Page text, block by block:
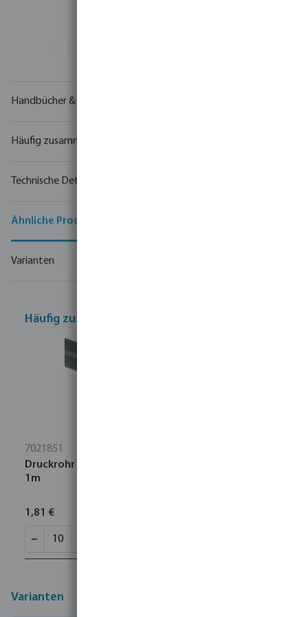
Handbücher & Zeichnungen
Häufig zusammen gekauft
Technische Details
Ähnliche Produkte
Varianten
Häufig zusammen gekauft
7021851
Druckrohr PVC-U 25 mm x 1,5 mm Glatt 10bar Grau
1m
1,81 €
Varianten